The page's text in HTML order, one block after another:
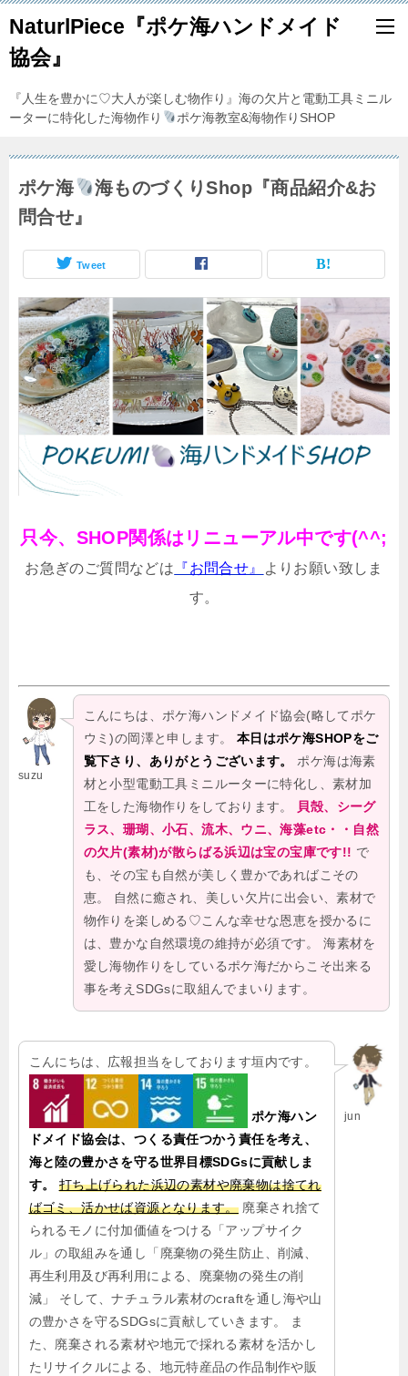
NaturlPiece『ポケ海ハンドメイド
協会』
『人生を豊かに♡大人が楽しむ物作り』海の欠片と電動工具ミニル
ーターに特化した海物作り
ポケ海教室&海物作りSHOP
ポケ海
海ものづくりShop『商品紹介&お
問合せ』
Tweet
只今、SHOP関係はリニューアル中です(^^;
お急ぎのご質問などは 『お問合せ』
よりお願い致しま
す。
suzu
こんにちは、ポケ海ハンドメイド協会(略してポケ
ウミ)の岡澤と申します。
本日はポケ海SHOPをご
覧下さり、ありがとうございます。
ポケ海は海素
材と小型電動工具ミニルーターに特化し、素材加
工をした海物作りをしております。
貝殻、シーグ
ラス、珊瑚、小石、流木、ウニ、海藻etc・・ 自然
の欠片(素材)が散らばる浜辺は宝の宝庫です!! で
も、その宝も自然が美しく豊かであればこその
恵。 自然に癒され、美しい欠片に出会い、素材で
物作りを楽しめる♡こんな幸せな恩恵を授かるに
は、 豊かな自然環境の維持が必須です。 海素材を
愛し海物作りをしているポケ海だからこそ出来る
事を考えSDGsに取組んでまいります。
jun
こんにちは、広報担当をしております垣内です。
ポケ海ハン
ドメイド協会は、つくる責任つかう責任を考え、
海と陸の豊かさを守る世界目標SDGsに貢献しま
す。
打ち上げられた浜辺の素材や廃棄物は捨てれ
ばゴミ、活かせば資源となります。廃棄され捨て
られるモノに付加価値をつける「アップサイク
ル」の取組みを通し「廃棄物の発生防止、削減、
再生利用及び再利用による、廃棄物の発生の削
減」 そして、ナチュラル素材のcraftを通し海や山
の豊かさを守るSDGsに貢献していきます。 ま
た、廃棄される素材や地元で採れる素材を活かし
たリサイクルによる、地元特産品の作品制作や販